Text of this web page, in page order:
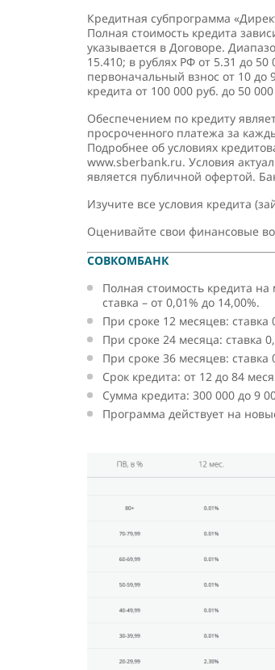
Кредитная субпрограмма
Полная стоимость кредита
указывается в Договоре.
15.410; в рублях РФ от 5.31 до
первоначальный взнос от 10 до
кредита от 100 000 руб. до 50
Обеспечением по кредиту
просроченного платежа за
Подробнее об условиях
www.sberbank.ru. Условия
является публичной офертой.
Изучите все условия кредита
Оценивайте свои финансовые
СОВКОМБАНК
Полная стоимость кредита
ставка – от 0,01% до 14,00%.
При сроке 12 месяцев:
При сроке 24 месяца: ставка
При сроке 36 месяцев:
Срок кредита: от 12 до 84
Сумма кредита: 300 000 до 9
Программа действует на